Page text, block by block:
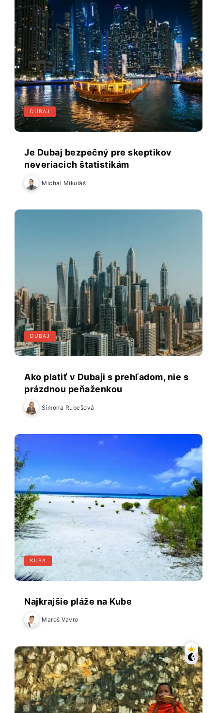
DUBAJ
Je Dubaj bezpečný pre skeptikov
neveriacich štatistikám
Michal Mikuláš
DUBAJ
Ako platiť v Dubaji s prehľadom, nie s
prázdnou peňaženkou
Simona Rubešová
KUBA
Najkrajšie pláže na Kube
Maroš Vavro